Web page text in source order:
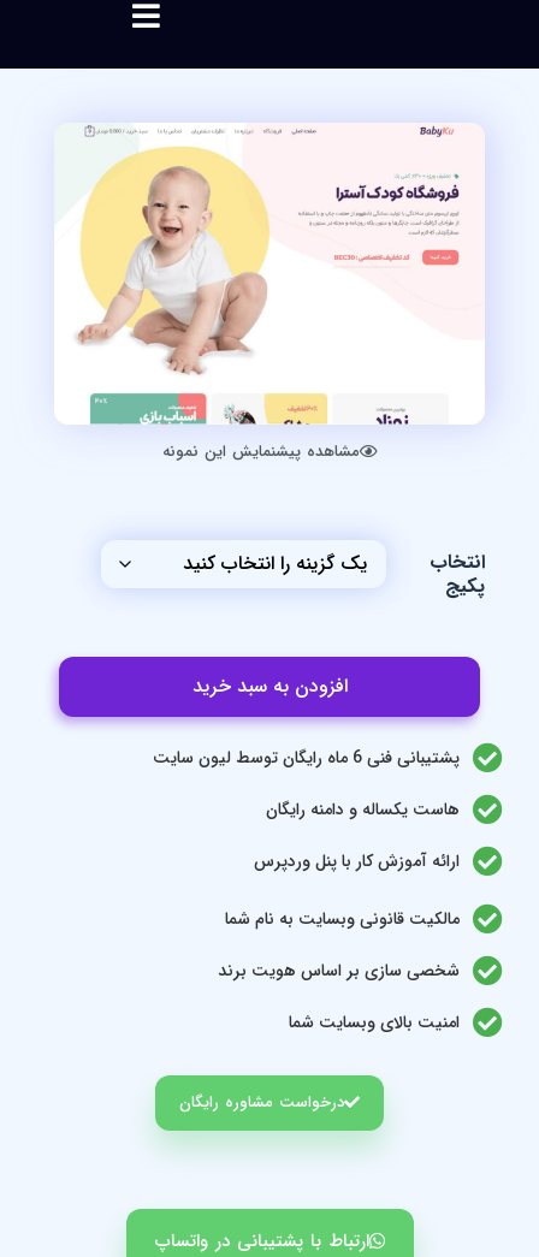
افزودن به سبد خرید
پشتیبانی فنی 6 ماه رایگان توسط لیون سایت
هاست یکساله و دامنه رایگان
ارائه آموزش کار با پنل وردپرس
مالکیت قانونی وبسایت به نام شما
شخصی سازی بر اساس هویت برند
امنیت بالای وبسایت شما
درخواست مشاوره رایگان
ارتباط با پشتیبانی در واتساپ
مشاهده پیشنمایش این نمونه